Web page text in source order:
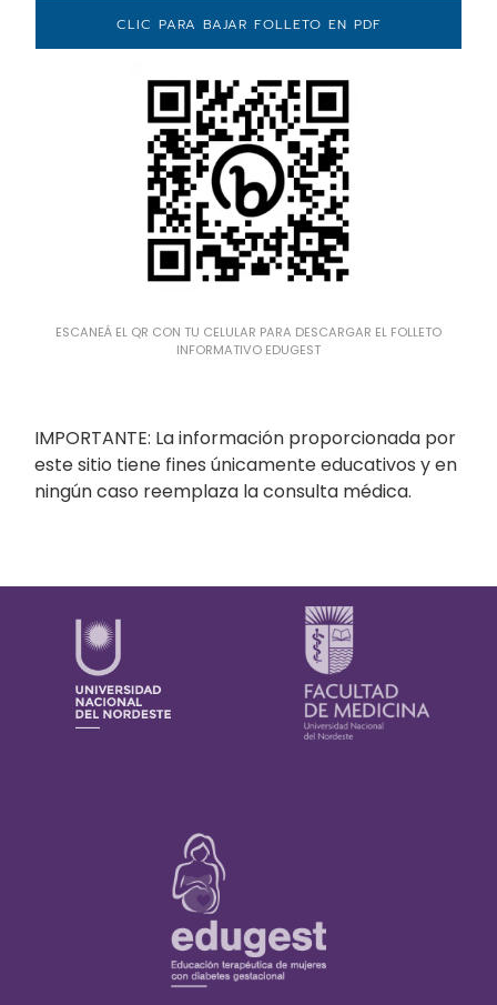
CLIC PARA BAJAR FOLLETO EN PDF
ESCANEÁ EL QR CON TU CELULAR PARA DESCARGAR EL FOLLETO
INFORMATIVO EDUGEST
IMPORTANTE: La información proporcionada por
este sitio tiene fines únicamente educativos y en
ningún caso reemplaza la consulta médica.